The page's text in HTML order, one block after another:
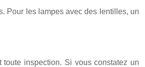
Pour les lampes avec des lentilles, un
inspection. Si vous constatez un